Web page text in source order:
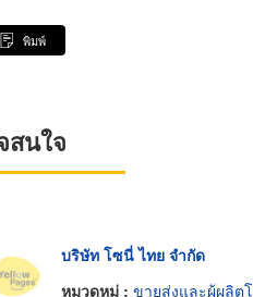
พิมพ์
นใจ
บริษัท โซนี่ ไทย จำกัด
หมวดหมู่ : ขายส่งและผู้ผลิต